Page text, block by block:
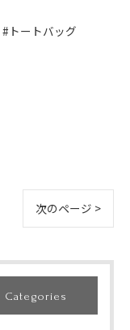
トートバッグ
次のページ >
Categories